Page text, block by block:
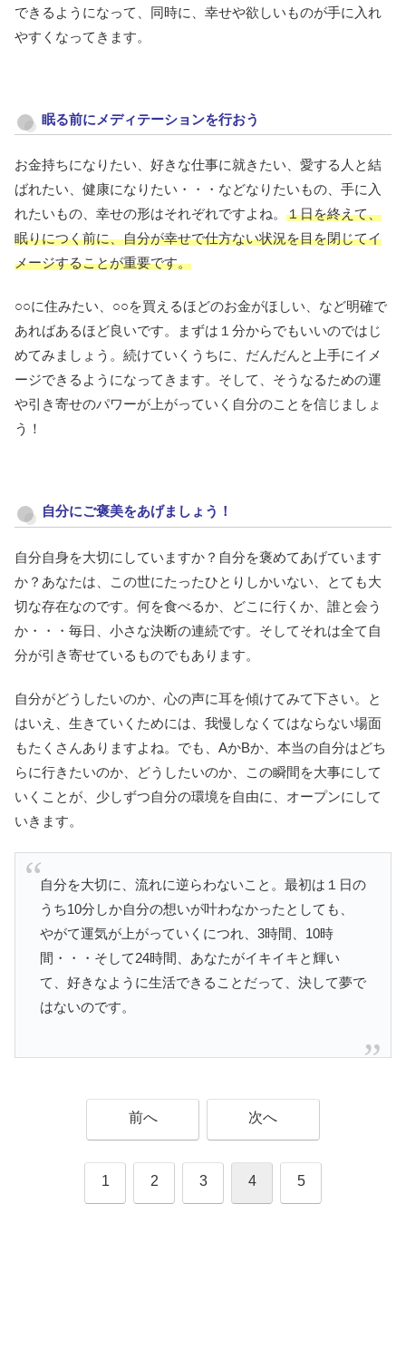
できるようになって、同時に、幸せや欲しいものが手に入れ
やすくなってきます。
眠る前にメディテーションを行おう
お金持ちになりたい、好きな仕事に就きたい、愛する人と結
ばれたい、健康になりたい・・・などなりたいもの、手に入
れたいもの、幸せの形はそれぞれですよね。 １日を終えて、
眠りにつく前に、自分が幸せで仕方ない状況を目を閉じてイ
メージすることが重要です。
○○に住みたい、○○を買えるほどのお金がほしい、など明確で
あればあるほど良いです。まずは１分からでもいいのではじ
めてみましょう。続けていくうちに、だんだんと上手にイメ
ージできるようになってきます。そして、そうなるための運
や引き寄せのパワーが上がっていく自分のことを信じましょ
う！
自分にご褒美をあげましょう！
自分自身を大切にしていますか？自分を褒めてあげています
か？あなたは、この世にたったひとりしかいない、とても大
切な存在なのです。何を食べるか、どこに行くか、誰と会う
か・・・毎日、小さな決断の連続です。そしてそれは全て自
分が引き寄せているものでもあります。
自分がどうしたいのか、心の声に耳を傾けてみて下さい。と
はいえ、生きていくためには、我慢しなくてはならない場面
もたくさんありますよね。でも、AかBか、本当の自分はどち
らに行きたいのか、どうしたいのか、この瞬間を大事にして
いくことが、少しずつ自分の環境を自由に、オープンにして
いきます。
自分を大切に、流れに逆らわないこと。最初は１日の
うち10分しか自分の想いが叶わなかったとしても、
やがて運気が上がっていくにつれ、3時間、10時
間・・・そして24時間、あなたがイキイキと輝い
て、好きなように生活できることだって、決して夢で
はないのです。
前へ 次へ
1 2 3 4 5